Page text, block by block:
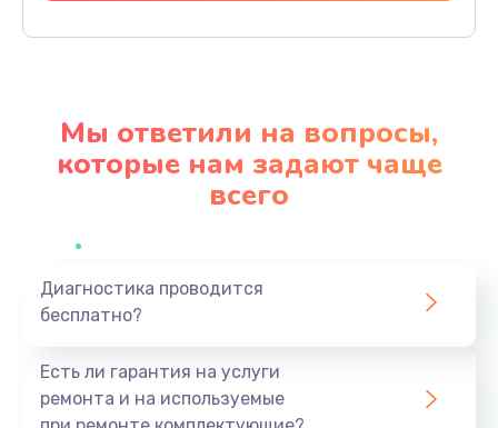
Заказать
Профилактическая чистка
Заказать
Мы ответили на вопросы,
которые нам задают чаще
всего
Диагностика проводится
бесплатно?
Есть ли гарантия на услуги
ремонта и на используемые